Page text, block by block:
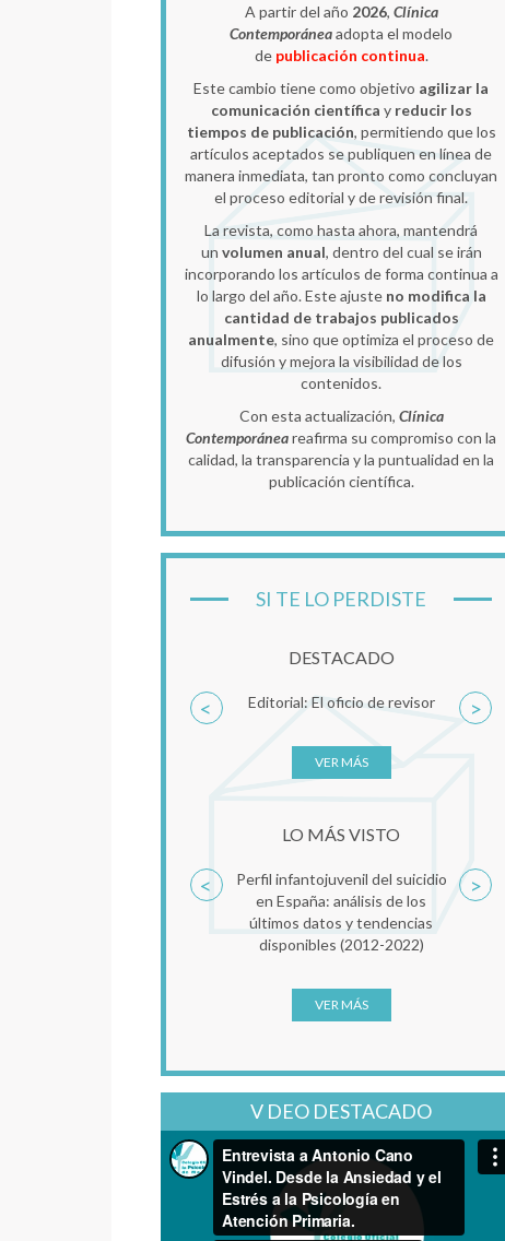
A partir del año 2026, Clínica
Contemporáneaadopta el modelo
de publicación continua.
Este cambio tiene como objetivo agilizar la
comunicación científica y reducir los
tiempos de publicación, permitiendo que los
artículos aceptados se publiquen en línea de
manera inmediata, tan pronto como concluyan
el proceso editorial y de revisión final.
La revista, como hasta ahora, mantendrá
un volumen anual, dentro del cual se irán
incorporando los artículos de forma continua a
lo largo del año. Este ajuste no modifica la
cantidad de trabajos publicados
anualmente, sino que optimiza el proceso de
difusión y mejora la visibilidad de los
contenidos.
Con esta actualización, Clínica
Contemporáneareafirma su compromiso con la
calidad, la transparencia y la puntualidad en la
publicación científica.
SI TE LO PERDISTE
DESTACADO
Editorial: El oficio de revisor
MBT-TF. Una
clínica al Trauma
Clave de Mentalización
< >
LO MÁS VISTO
Perfil infantojuvenil del suicidio
en España: análisis de los
últimos datos y tendencias
disponibles (2012-2022)
Reconsolidación de la
como factor común en
psicoterapia del trauma
< >
V DEO DESTACADO